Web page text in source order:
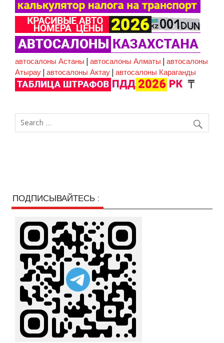
автосалоны Астаны |автосалоны Алматы |автосалоны
Атырау |автосалоны Актау |автосалоны Караганды
ПОДПИСЫВАЙТЕСЬ :